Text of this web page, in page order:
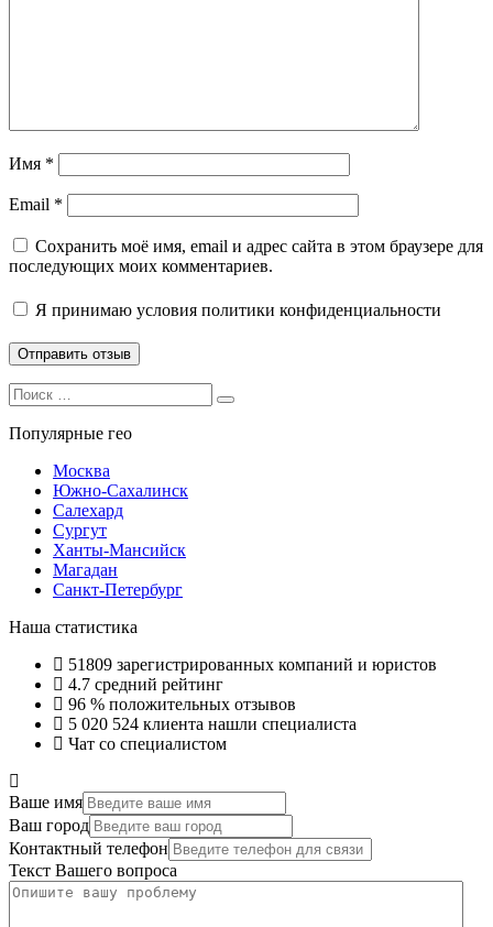
Имя *
Email *
Сохранить моё имя, email и адрес сайта в этом браузере для
последующих моих комментариев.
Я принимаю условия политики конфиденциальности
Search
for:
Search
Популярные гео
Москва
Южно-Сахалинск
Салехард
Сургут
Ханты-Мансийск
Магадан
Санкт-Петербург
Наша статистика
51809 зарегистрированных компаний и юристов
4.7 средний рейтинг
96 % положительных отзывов
5 020 524 клиента нашли специалиста
Чат со специалистом
Ваше имя
Ваш город
Контактный телефон
Текст Вашего вопроса